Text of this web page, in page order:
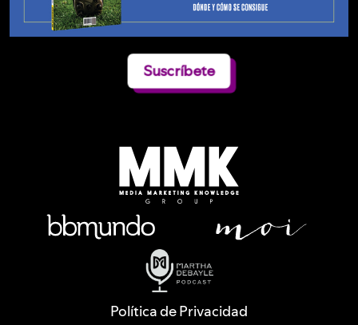
Suscríbete
Política de Privacidad